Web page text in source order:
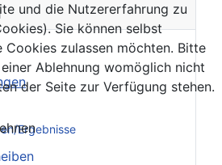
Ergebnisse
und die Nutzererfahrung zu
Sie können selbst
Cookies zulassen möchten. Bitte
Ablehnung womöglich nicht
der Seite zur Verfügung stehen.